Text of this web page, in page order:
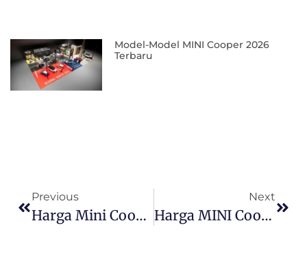
Model-Model MINI Cooper 2026
Terbaru
Previous
Harga Mini Cooper Countryman All4 2025 Terbaru Di Indonesia
Next
Harga MINI Cooper Terbaru Di Plaza MINI Serpong 2025